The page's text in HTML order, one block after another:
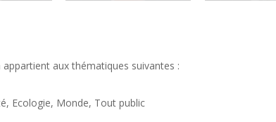
aux thématiques suivantes :
, Ecologie, Monde, Tout public